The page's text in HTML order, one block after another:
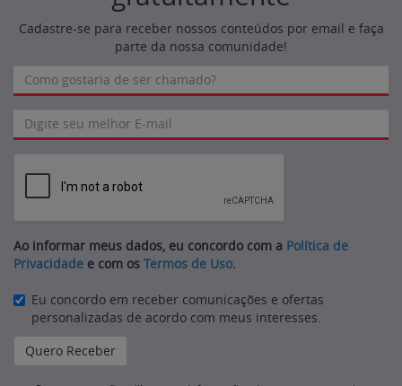
Cadastre-se para receber nossos conteúdos por email e faça
parte da nossa comunidade!
Ao informar meus dados, eu concordo com a Política de
Privacidade e com os Termos de Uso.
Eu concordo em receber comunicações e ofertas
personalizadas de acordo com meus interesses.